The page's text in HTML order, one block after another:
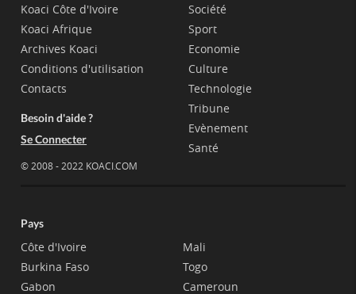
Koaci Côte d'Ivoire
Koaci Afrique
Archives Koaci
Conditions d'utilisation
Contacts
Besoin d'aide ?
Se Connecter
© 2008 - 2022 KOACI.COM
Société
Sport
Economie
Culture
Technologie
Tribune
Evènement
Santé
Pays
Côte d'Ivoire
Burkina Faso
Gabon
Mali
Togo
Cameroun